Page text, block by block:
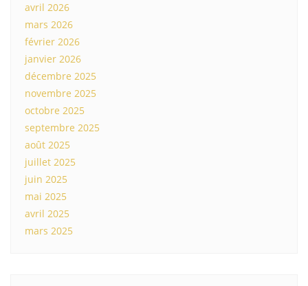
avril 2026
mars 2026
février 2026
janvier 2026
décembre 2025
novembre 2025
octobre 2025
septembre 2025
août 2025
juillet 2025
juin 2025
mai 2025
avril 2025
mars 2025